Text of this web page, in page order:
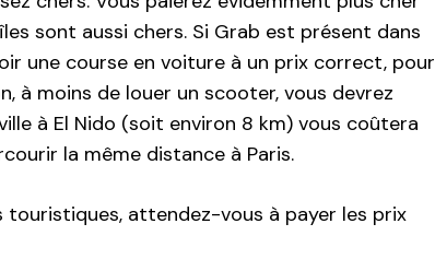
sont aussi chers. Si Grab est présent dans
une course en voiture à un prix correct, pour
à moins de louer un scooter, vous devrez
à El Nido (soit environ 8 km) vous coûtera
la même distance à Paris.
attendez-vous à payer les prix